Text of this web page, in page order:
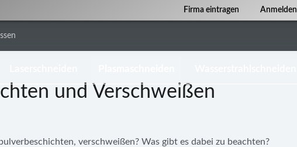
Firma eintragen Anmelden
und Verschweißen
verschweißen? Was gibt es dabei zu beachten?